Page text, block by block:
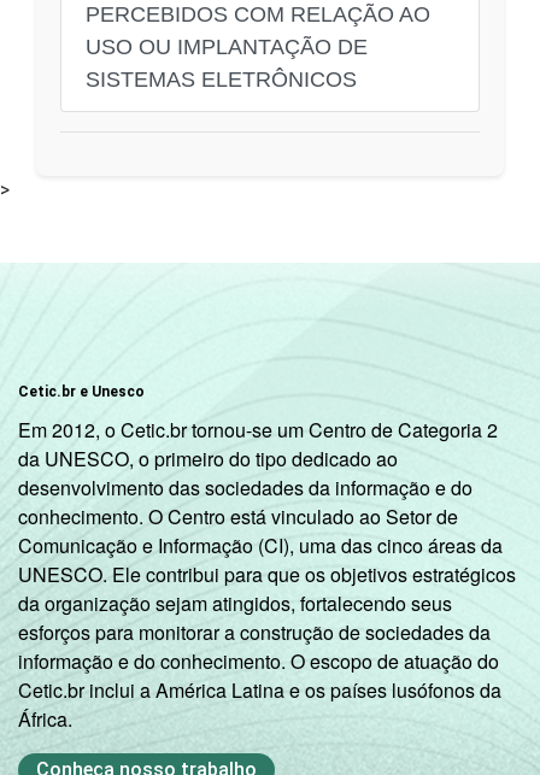
PERCEBIDOS COM RELAÇÃO AO
USO OU IMPLANTAÇÃO DE
SISTEMAS ELETRÔNICOS
>
Cetic.br e Unesco
Em 2012, o Cetic.br tornou-se um Centro de Categoria 2
da UNESCO, o primeiro do tipo dedicado ao
desenvolvimento das sociedades da informação e do
conhecimento. O Centro está vinculado ao Setor de
Comunicação e Informação (CI), uma das cinco áreas da
UNESCO. Ele contribui para que os objetivos estratégicos
da organização sejam atingidos, fortalecendo seus
esforços para monitorar a construção de sociedades da
informação e do conhecimento. O escopo de atuação do
Cetic.br inclui a América Latina e os países lusófonos da
África.
Conheça nosso trabalho